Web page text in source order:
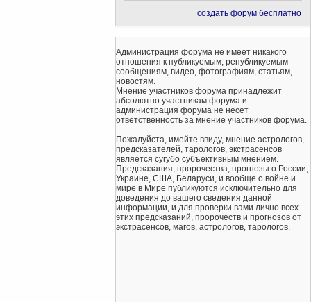
создать форум бесплатно
Администрация форума не имеет никакого
отношения к публикуемым, републикуемым
сообщениям, видео, фотографиям, статьям,
новостям.
Мнение участников форума принадлежит
абсолютно участникам форума и
администрация форума не несет
ответственность за мнение участников форума.
Пожалуйста, имейте ввиду, мнение астрологов,
предсказателей, тарологов, экстрасенсов
является сугубо субъективным мнением.
Предсказания, пророчества, прогнозы о России,
Украине, США, Беларуси, и вообще о войне и
мире в Мире публикуются исключительно для
доведения до вашего сведения данной
информации, и для проверки вами лично всех
этих предсказаний, пророчеств и прогнозов от
экстрасенсов, магов, астрологов, тарологов.